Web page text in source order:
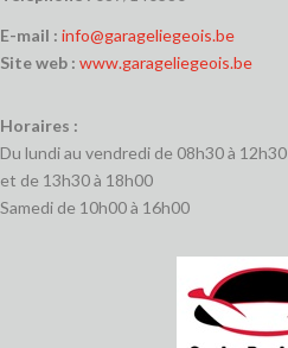
E-mail : info@garageliegeois.be
Site web : www.garageliegeois.be
Horaires :
Du lundi au vendredi de 08h30 à 12h30
et de 13h30 à 18h00
Samedi de 10h00 à 16h00